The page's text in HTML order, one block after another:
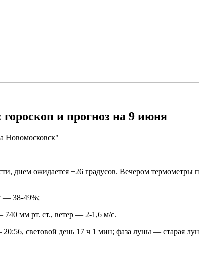
гороскоп и прогноз на 9 июня
Новомосковск"
днем ожидается +26 градусов. Вечером
— 38-49%;
740 мм рт. ст., ветер — 2-1,6 м/с.
световой день 17 ч 1 мин; фаза луны — старая